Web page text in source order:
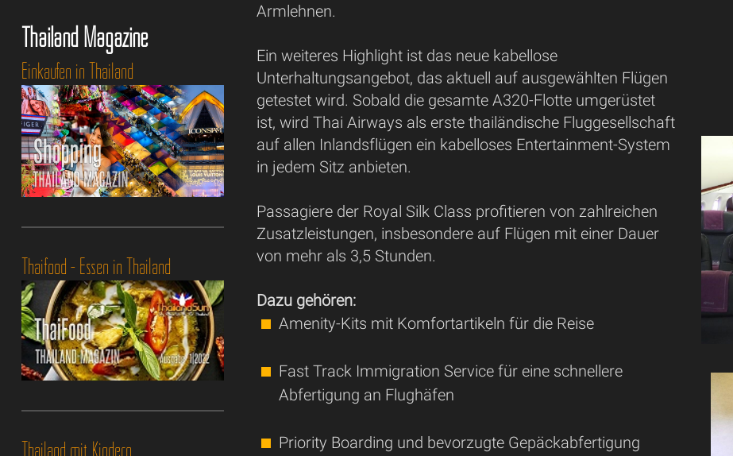
Armlehnen.
Ein weiteres Highlight ist das neue kabellose
Unterhaltungsangebot, das aktuell auf ausgewählten Flügen
getestet wird. Sobald die gesamte A320-Flotte umgerüstet
ist, wird Thai Airways als erste thailändische Fluggesellschaft
auf allen Inlandsflügen ein kabelloses Entertainment-System
in jedem Sitz anbieten.
Passagiere der Royal Silk Class profitieren von zahlreichen
Zusatzleistungen, insbesondere auf Flügen mit einer Dauer
von mehr als 3,5 Stunden.
Dazu gehören:
Amenity-Kits mit Komfortartikeln für die Reise
Fast Track Immigration Service für eine schnellere
Abfertigung an Flughäfen
Priority Boarding und bevorzugte Gepäckabfertigung
Thailand Magazine
Einkaufen in Thailand
Thaifood - Essen in Thailand
Thailand mit Kindern